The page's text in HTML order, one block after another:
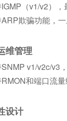
（v1/v2），
欺骗功能，一
维管理
v1/v2c/v3，
和端口流量
设计